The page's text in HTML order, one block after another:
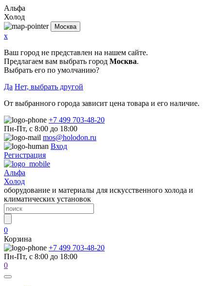
Альфа
Холод
Москва
x
Ваш город не представлен на нашем сайте.
Предлагаем вам выбрать город Москва.
Выбрать его по умолчанию?
Да Нет, выбрать другой
От выбранного города зависит цена товара и его наличие.
+7 499 703-48-20
Пн-Пт, с 8:00 до 18:00
mos@holodon.ru
Вход
Регистрация
Альфа
Холод
оборудование и материалы для искусственного холода и
климатических установок
0
Корзина
+7 499 703-48-20
Пн-Пт, с 8:00 до 18:00
0